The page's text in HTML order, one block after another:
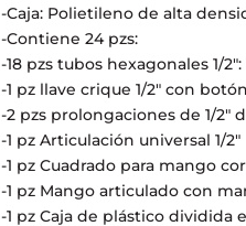
-Caja: Polietileno de alta
-Contiene 24 pzs:
-18 pzs tubos hexagonales 1/2″:
-1 pz llave crique 1/2″ con
-2 pzs prolongaciones de 1/2″
-1 pz Articulación universal 1/2″
-1 pz Cuadrado para mango
-1 pz Mango articulado con
-1 pz Caja de plástico dividida